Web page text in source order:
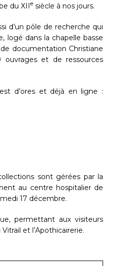
du XIIe siècle à nos jours.
d’un pôle de recherche qui
logé dans la chapelle basse
documentation Christiane
et de ressources
d’ores et déjà en ligne :
sont gérées par la
au centre hospitalier de
17 décembre.
permettant aux visiteurs
et l’Apothicairerie.